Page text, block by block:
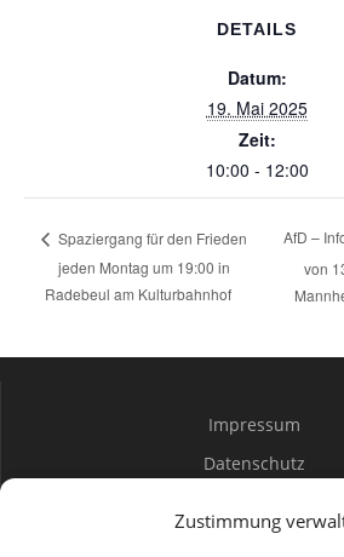
Zustimmung
DETAILS
Datum:
19. Mai 2025
Zeit:
10:00 - 12:00
Spaziergang für den Frieden
jeden Montag um 19:00 in
Radebeul am Kulturbahnhof
AfD –
von
Impressum
Datenschutz